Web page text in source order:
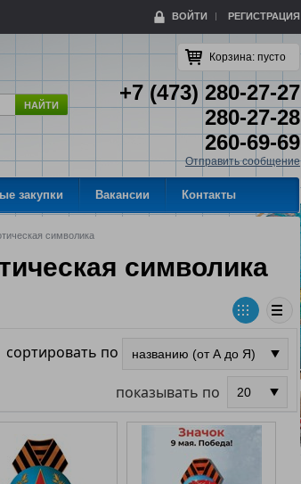
ВОЙТИ РЕГИСТРАЦИЯ
НАЙТИ
Корзина: пусто
+7 (473) 280-27-27
280-27-28
260-69-69
Отправить сообщение
закупки Вакансии Контакты
символика
символика
сортировать по
показывать по